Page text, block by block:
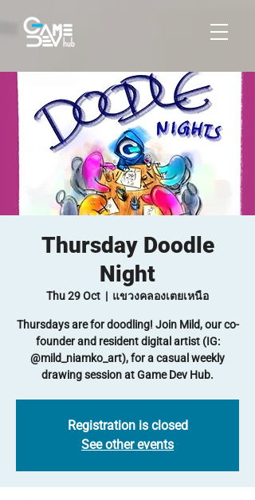
Thursday Doodle
Night
Thu 29 Oct
  |
แขวงคลองเตยเหนือ
Thursdays are for doodling! Join Mild, our co-
founder and resident digital artist (IG:
@mild_niamko_art), for a casual weekly
drawing session at Game Dev Hub.
Registration is closed
See other events